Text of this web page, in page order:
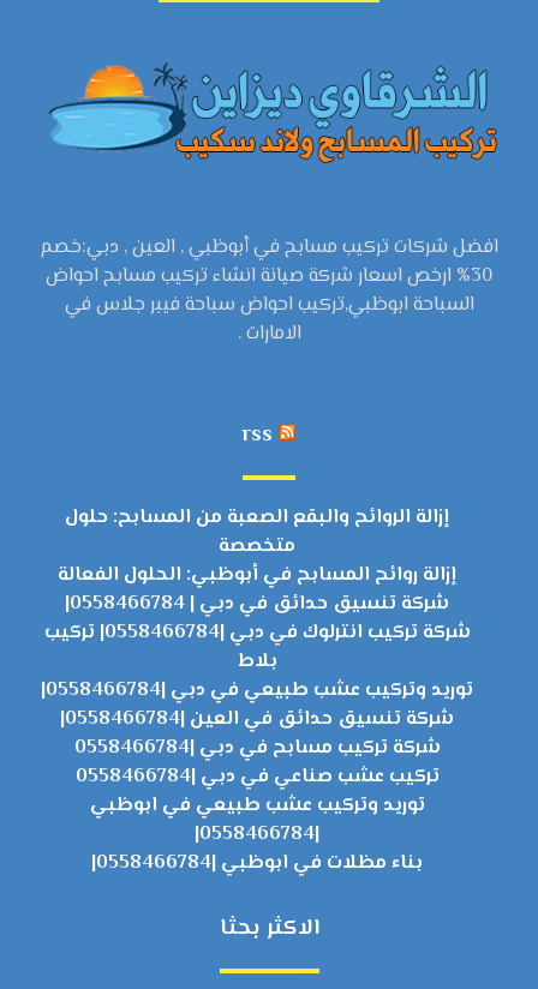
افضل شركات تركيب مسابح في أبوظبي , العين , دبي:خصم
30% ارخص اسعار شركة صيانة انشاء تركيب مسابح احواض
السباحة ابوظبي,تركيب احواض سباحة فيبر جلاس في
الامارات .
rss
إزالة الروائح والبقع الصعبة من المسابح: حلول
متخصصة
إزالة روائح المسابح في أبوظبي: الحلول الفعالة
شركة تنسيق حدائق في دبي | 0558466784|
شركة تركيب انترلوك في دبي |0558466784| تركيب
بلاط
توريد وتركيب عشب طبيعي في دبي |0558466784|
شركة تنسيق حدائق في العين |0558466784|
شركة تركيب مسابح في دبي |0558466784
تركيب عشب صناعي في دبي |0558466784
توريد وتركيب عشب طبيعي في ابوظبي
|0558466784|
بناء مظلات في ابوظبي |0558466784|
الاكثر بحثا